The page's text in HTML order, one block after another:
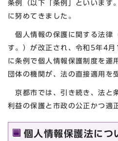
条例（以下「条例」といいます
に努めてきました。
個人情報の保護に関する法律
す。）が改正され、令和5年4
に条例で個人情報保護制度を運
団体の機関が、法の直接適用を
京都市では、引き続き、法と
利益の保護と市政の公正かつ適
個人情報保護法につ